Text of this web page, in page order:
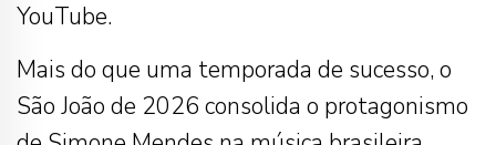
YouTube.
Mais do que uma temporada de sucesso, o
São João de 2026 consolida o protagonismo